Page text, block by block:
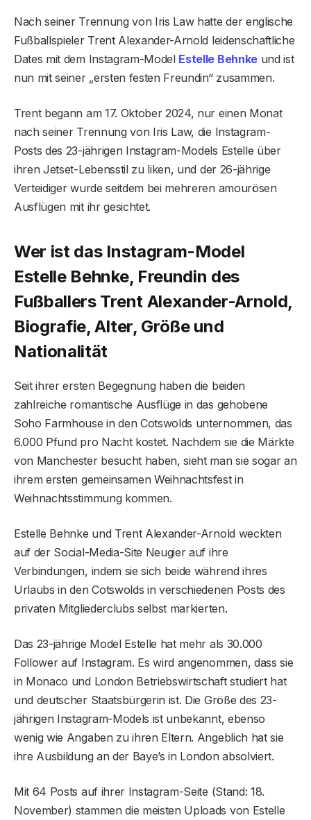
Nach seiner Trennung von Iris Law hatte der englische
Fußballspieler Trent Alexander-Arnold leidenschaftliche
Dates mit dem Instagram-Model Estelle Behnkeund ist
nun mit seiner „ersten festen Freundin“ zusammen.
Trent begann am 17. Oktober 2024, nur einen Monat
nach seiner Trennung von Iris Law, die Instagram-
Posts des 23-jährigen Instagram-Models Estelle über
ihren Jetset-Lebensstil zu liken, und der 26-jährige
Verteidiger wurde seitdem bei mehreren amourösen
Ausflügen mit ihr gesichtet.
Wer ist das Instagram-Model
Estelle Behnke, Freundin des
Fußballers Trent Alexander-Arnold,
Biografie, Alter, Größe und
Nationalität
Seit ihrer ersten Begegnung haben die beiden
zahlreiche romantische Ausflüge in das gehobene
Soho Farmhouse in den Cotswolds unternommen, das
6.000 Pfund pro Nacht kostet. Nachdem sie die Märkte
von Manchester besucht haben, sieht man sie sogar an
ihrem ersten gemeinsamen Weihnachtsfest in
Weihnachtsstimmung kommen.
Estelle Behnke und Trent Alexander-Arnold weckten
auf der Social-Media-Site Neugier auf ihre
Verbindungen, indem sie sich beide während ihres
Urlaubs in den Cotswolds in verschiedenen Posts des
privaten Mitgliederclubs selbst markierten.
Das 23-jährige Model Estelle hat mehr als 30.000
Follower auf Instagram. Es wird angenommen, dass sie
in Monaco und London Betriebswirtschaft studiert hat
und deutscher Staatsbürgerin ist. Die Größe des 23-
jährigen Instagram-Models ist unbekannt, ebenso
wenig wie Angaben zu ihren Eltern. Angeblich hat sie
ihre Ausbildung an der Baye’s in London absolviert.
Mit 64 Posts auf ihrer Instagram-Seite (Stand: 18.
November) stammen die meisten Uploads von Estelle